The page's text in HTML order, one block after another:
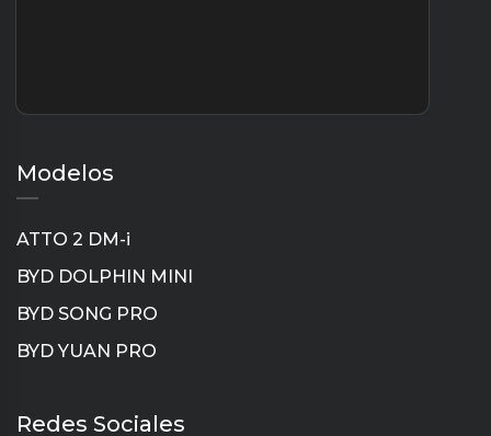
Modelos
ATTO 2 DM-i
BYD DOLPHIN MINI
BYD SONG PRO
BYD YUAN PRO
Redes Sociales
Instagram
TikTok
YouTube
LinkedIn